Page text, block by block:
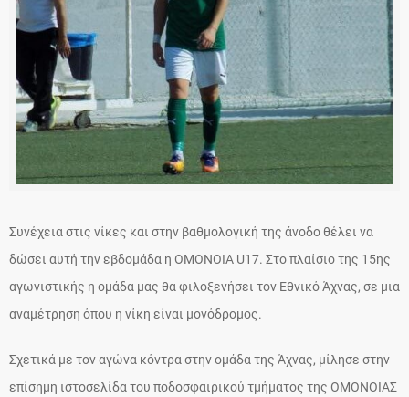
Συνέχεια στις νίκες και στην βαθμολογική της άνοδο θέλει να
δώσει αυτή την εβδομάδα η ΟΜΟΝΟΙΑ U17. Στο πλαίσιο της 15ης
αγωνιστικής η ομάδα μας θα φιλοξενήσει τον Εθνικό Άχνας, σε μια
αναμέτρηση όπου η νίκη είναι μονόδρομος.
Σχετικά με τον αγώνα κόντρα στην ομάδα της Άχνας, μίλησε στην
επίσημη ιστοσελίδα του ποδοσφαιρικού τμήματος της ΟΜΟΝΟΙΑΣ